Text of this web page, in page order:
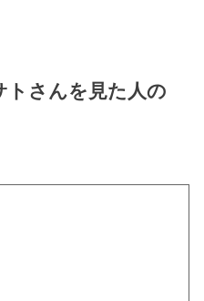
トさんを見た人の